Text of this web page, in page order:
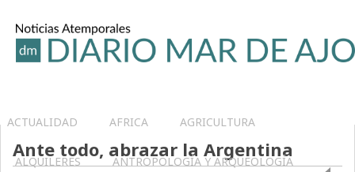
ACTUALIDAD AFRICA AGRICULTURA
ALQUILERES ANTROPOLOGÍA Y ARQUEOLOGÍA
Ante todo, abrazar la Argentina